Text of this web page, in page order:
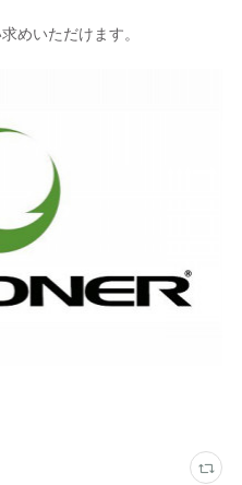
めいただけます。